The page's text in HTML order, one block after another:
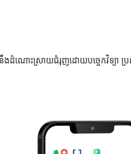
នឹងដំណោះស្រាយជំរុញដោយបច្ចេកវិទ្យា